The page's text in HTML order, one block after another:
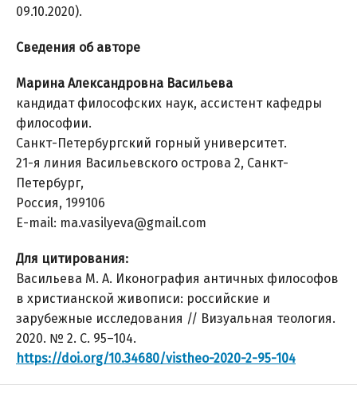
09.10.2020).
Сведения об авторе
Марина Александровна Васильева
кандидат философских наук, ассистент кафедры
философии.
Санкт-Петербургский горный университет.
21-я линия Васильевского острова 2, Санкт-
Петербург,
Россия, 199106
E-mail: ma.vasilyeva@gmail.com
Для цитирования:
Васильева М. А. Иконография античных философов
в христианской живописи: российские и
зарубежные исследования // Визуальная теология.
2020. № 2. С. 95–104.
https://doi.org/10.34680/vistheo-2020-2-95-104